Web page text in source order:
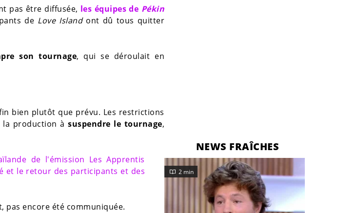
pas être diffusée, les équipes de Pékin
de Love Islandont dû tous quitter
son tournage, qui se déroulait en
bien plutôt que prévu. Les restrictions
la production à suspendre le tournage,
de l'émission Les Apprentis
et le retour des participants et des
pas encore été communiquée.
NEWS FRAÎCHES
2 min